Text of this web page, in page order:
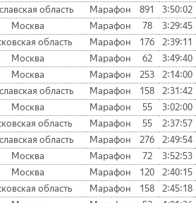
область Марафон 891 3:50:02
Москва Марафон 78 3:29:45
область Марафон 176 2:39:11
Москва Марафон 62 3:49:40
Москва Марафон 253 2:14:00
область Марафон 158 2:31:42
Москва Марафон 55 3:02:00
область Марафон 55 2:37:57
область Марафон 276 2:49:54
Москва Марафон 72 3:52:53
Москва Марафон 120 2:40:15
область Марафон 158 2:45:18